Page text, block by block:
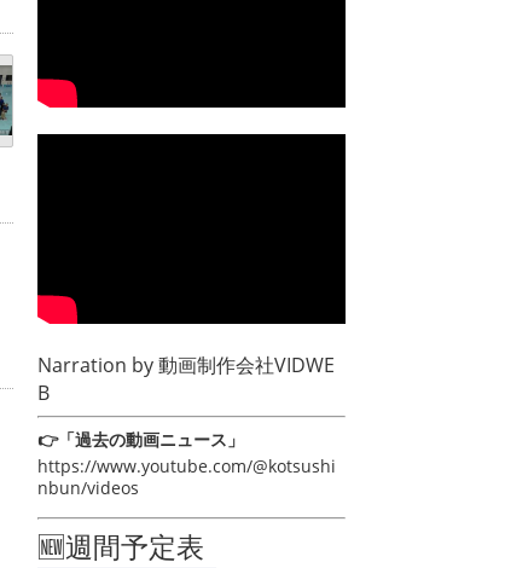
Narration by動画制作会社VIDWE
B
👉「過去の動画ニュース」
https://www.youtube.com/@kotsushi
nbun/videos
🆕週間予定表